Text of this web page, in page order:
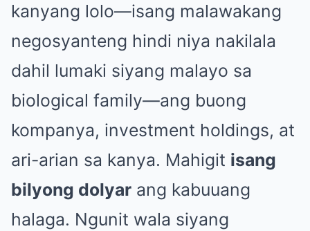
kanyang lolo—isang malawakang
negosyanteng hindi niya nakilala
dahil lumaki siyang malayo sa
biological family—ang buong
kompanya, investment holdings, at
ari-arian sa kanya. Mahigit isang
bilyong dolyar ang kabuuang
halaga. Ngunit wala siyang